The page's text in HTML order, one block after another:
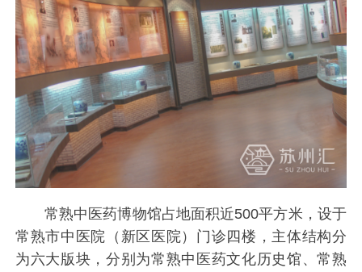
常熟中医药博物馆占地面积近500平方米，设于
常熟市中医院（新区医院）门诊四楼，主体结构分
为六大版块，分别为常熟中医药文化历史馆、常熟